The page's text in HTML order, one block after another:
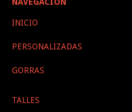
NAVEGACIÓN
INICIO
PERSONALIZADAS
GORRAS
TALLES